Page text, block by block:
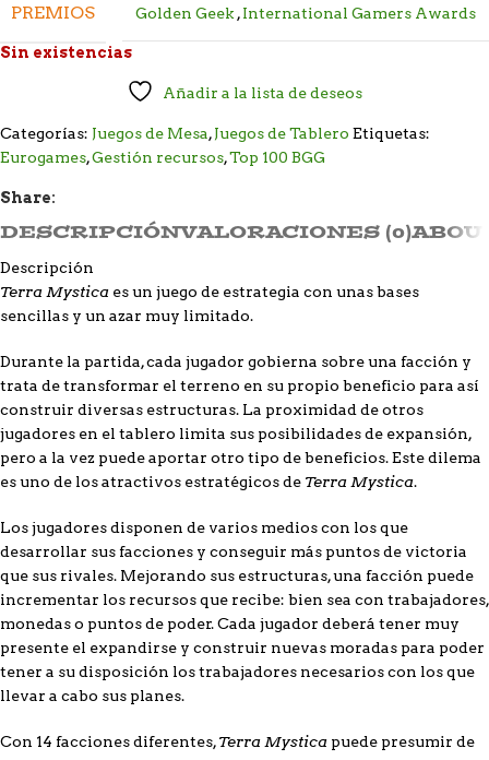
PREMIOS Golden Geek ,International Gamers Awards
Sin existencias
Añadir a la lista de deseos
Categorías: Juegos de Mesa,Juegos de Tablero Etiquetas:
Eurogames,Gestión recursos,Top 100 BGG
Share:
DESCRIPCIÓNVALORACIONES (0)
Descripción
Terra Mystica es un juego de estrategia con unas bases
sencillas y un azar muy limitado.
Durante la partida, cada jugador gobierna sobre una facción y
trata de transformar el terreno en su propio beneficio para así
construir diversas estructuras. La proximidad de otros
jugadores en el tablero limita sus posibilidades de expansión,
pero a la vez puede aportar otro tipo de beneficios. Este dilema
es uno de los atractivos estratégicos de Terra Mystica.
Los jugadores disponen de varios medios con los que
desarrollar sus facciones y conseguir más puntos de victoria
que sus rivales. Mejorando sus estructuras, una facción puede
incrementar los recursos que recibe: bien sea con trabajadores,
monedas o puntos de poder. Cada jugador deberá tener muy
presente el expandirse y construir nuevas moradas para poder
tener a su disposición los trabajadores necesarios con los que
llevar a cabo sus planes.
Con 14 facciones diferentes,Terra Mystica puede presumir de